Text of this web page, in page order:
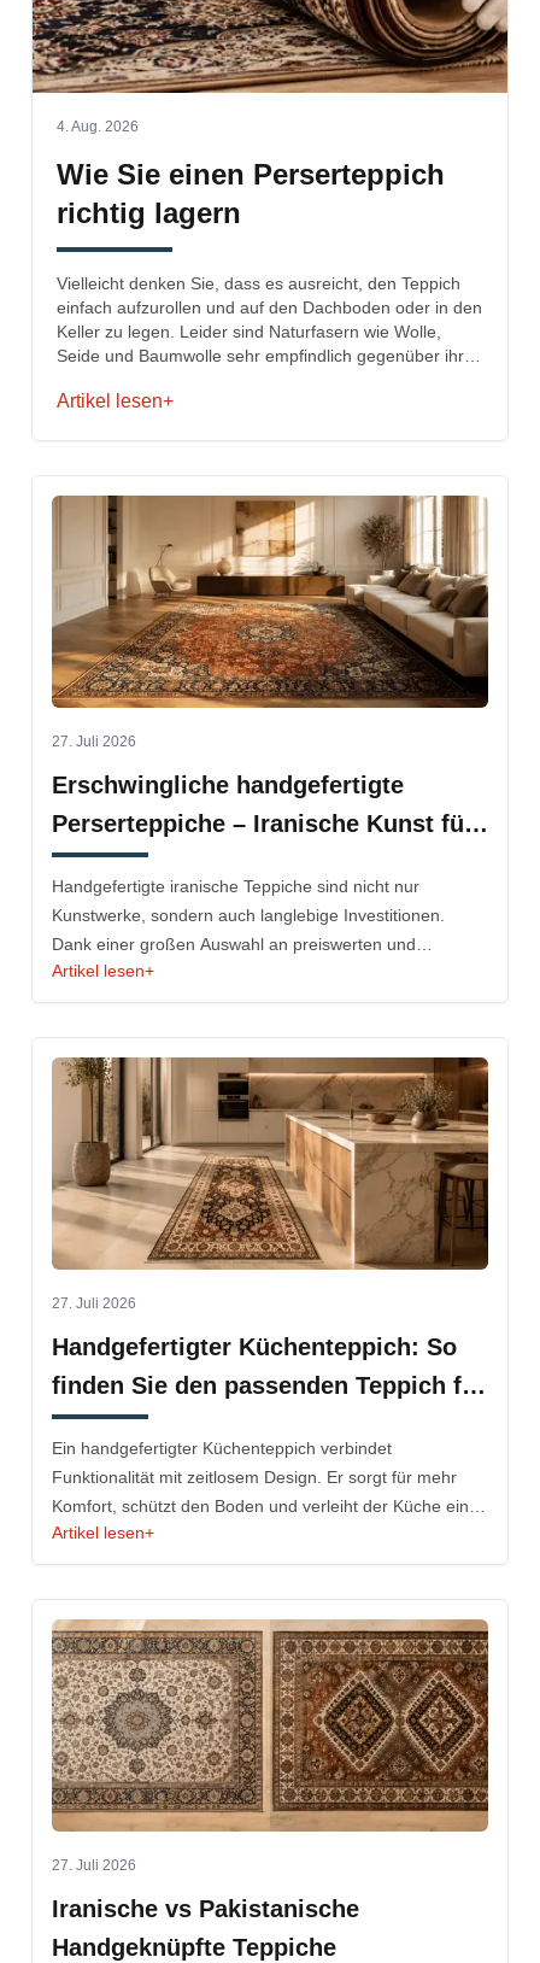
4. Aug. 2026
Wie Sie einen Perserteppich
richtig lagern
Vielleicht denken Sie, dass es ausreicht, den Teppich
einfach aufzurollen und auf den Dachboden oder in den
Keller zu legen. Leider sind Naturfasern wie Wolle,
Seide und Baumwolle sehr empfindlich gegenüber ihrer
Artikel lesen+
27. Juli 2026
Erschwingliche handgefertigte
Perserteppiche – Iranische Kunst für
jedes Budget
Handgefertigte iranische Teppiche sind nicht nur
Kunstwerke, sondern auch langlebige Investitionen.
Dank einer großen Auswahl an preiswerten und
gebrauchten Teppichen ist persische Handwerkskunst
heute für nahezu jedes Budget erschwinglich.
Artikel lesen+
27. Juli 2026
Handgefertigter Küchenteppich: So
finden Sie den passenden Teppich für
Ihre Küche
Ein handgefertigter Küchenteppich verbindet
Funktionalität mit zeitlosem Design. Er sorgt für mehr
Komfort, schützt den Boden und verleiht der Küche eine
warme, stilvolle Atmosphäre.
Artikel lesen+
27. Juli 2026
Iranische vs Pakistanische
Handgeknüpfte Teppiche